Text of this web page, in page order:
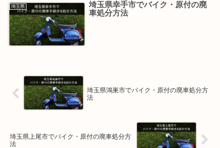
埼玉県
埼玉県幸手市でバイク・原付の廃
車処分方法
埼玉県鴻巣市でバイク・原付の廃車処分方
法
埼玉県上尾市でバイク・原付の廃車処分方
法